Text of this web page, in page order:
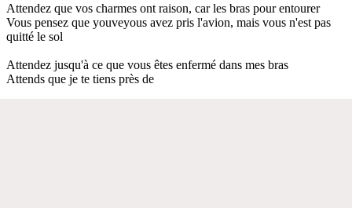
Attendez que vos charmes ont raison, car les bras pour entourer
Vous pensez que youveyous avez pris l'avion, mais vous n'est pas
quitté le sol
Attendez jusqu'à ce que vous êtes enfermé dans mes bras
Attends que je te tiens près de